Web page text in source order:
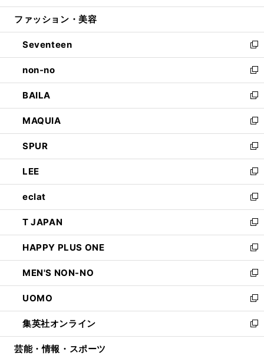
開
ウ
開
く
ン
ウ
で
開
く
ウ
ン
ド
ウ
で
開
く
ファッション・美容
Seventeen
新
し
い
ウ
ィ
ン
ド
ウ
で
開
く
non-no
新
し
い
ウ
ィ
ン
ド
ウ
で
開
く
BAILA
新
し
い
ウ
ィ
ン
ド
ウ
で
開
く
MAQUIA
新
し
い
ウ
ィ
ン
ド
ウ
で
開
く
SPUR
新
し
い
ウ
ィ
ン
ド
ウ
で
開
く
LEE
新
し
い
ウ
ィ
ン
ド
ウ
で
開
く
eclat
新
し
い
ウ
ィ
ン
ド
ウ
で
開
く
T JAPAN
新
し
い
ウ
ィ
ン
ド
ウ
で
開
HAPPY PLUS ONE
新
し
い
ウ
ィ
ン
ド
ウ
MEN'S NON-NO
新
し
い
ウ
ィ
ン
UOMO
新
し
い
ウ
集英社オンライン
新
し
芸能・情報・スポーツ